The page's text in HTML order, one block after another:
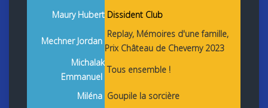
Maury Hubert Dissident Club
Mechner Jordan
Replay, Mémoires d'une famille,
Prix Château de Cheverny 2023
Michalak
Emmanuel
Tous ensemble !
Miléna Goupile la sorcière